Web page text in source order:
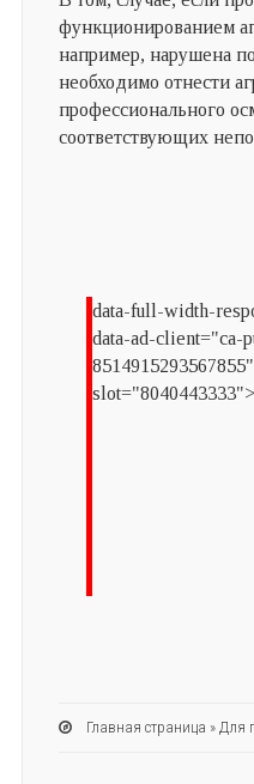
функционированием
например, нарушена
необходимо отнести
профессионального
соответствующих
data-full-width-
data-ad-client="ca-
slot="8040443333">
Главная страница » Для